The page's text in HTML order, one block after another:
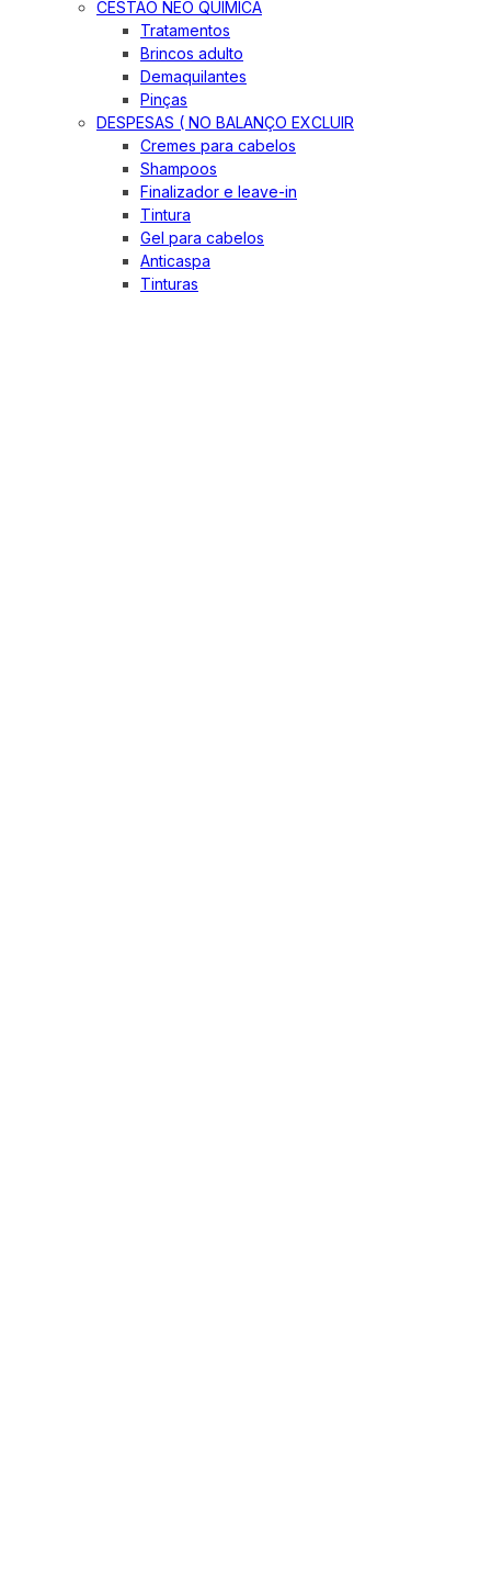
CESTÃO NEO QUIMICA
Tratamentos
Brincos adulto
Demaquilantes
Pinças
DESPESAS ( NO BALANÇO EXCLUIR
Cremes para cabelos
Shampoos
Finalizador e leave-in
Tintura
Gel para cabelos
Anticaspa
Tinturas